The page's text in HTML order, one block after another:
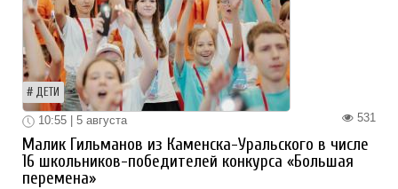
ДЕТИ
531
10:55 | 5 августа
Малик Гильманов из Каменска-Уральского в числе
16 школьников-победителей конкурса «Большая
перемена»